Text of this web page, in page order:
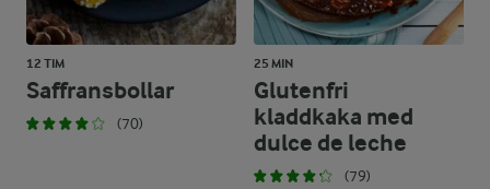
12 TIM
Saffransbollar
(70)
25 MIN
Glutenfri
kladdkaka med
dulce de leche
(79)